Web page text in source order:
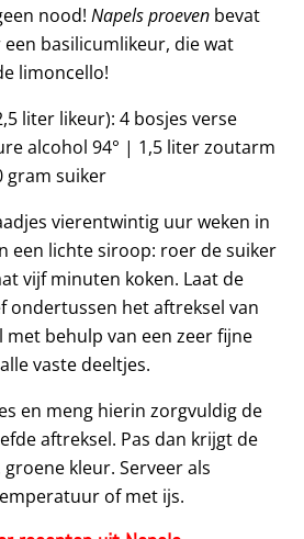
nood! Napels proeven bevat
basilicumlikeur, die wat
limoncello!
liter likeur): 4 bosjes verse
alcohol 94° | 1,5 liter zoutarm
gram suiker
vierentwintig uur weken in
een lichte siroop: roer de suiker
vijf minuten koken. Laat de
ondertussen het aftreksel van
met behulp van een zeer fijne
vaste deeltjes.
en meng hierin zorgvuldig de
aftreksel. Pas dan krijgt de
kleur. Serveer als
of met ijs.